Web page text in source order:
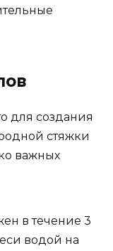
для создания
стяжки
важных
в течение 3
водой на